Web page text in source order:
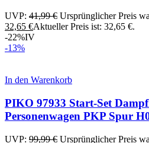
UVP: 41,99€ Ursprünglicher Preis
32,65 €Aktueller Preis ist: 32,65 €.
-22%IV
-13%
In den Warenkorb
PIKO 97933 Start-Set
Personenwagen PKP Spur
UVP: 99,99€ Ursprünglicher Preis